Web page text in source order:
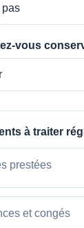
vous
à traiter
prestées
et congés